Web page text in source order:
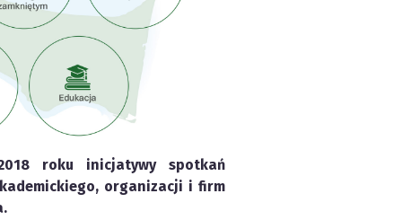
roku inicjatywy spotkań
organizacji i firm